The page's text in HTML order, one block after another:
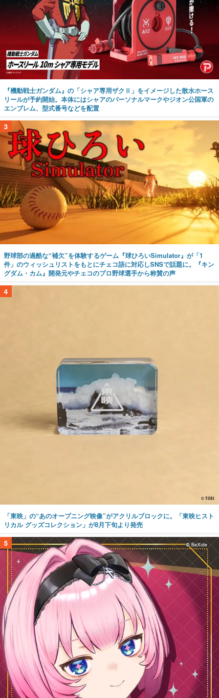
『機動戦士ガンダム』の「シャア専用ザクⅡ」をイメージした散水ホース
リールが予約開始。本体にはシャアのパーソナルマークやジオン公国軍の
エンブレム、型式番号などを配置
3
野球部の過酷な“補欠”を体験するゲーム『球ひろいSimulator』が「1
件」のウィッシュリストをもとにチェコ語に対応しSNSで話題に。『キン
グダム・カム』開発元やチェコのプロ野球選手から称賛の声
4
「東映」の“あのオープニング映像”がアクリルブロックに。「東映ヒスト
リカル グッズコレクション」が8月下旬より発売
5